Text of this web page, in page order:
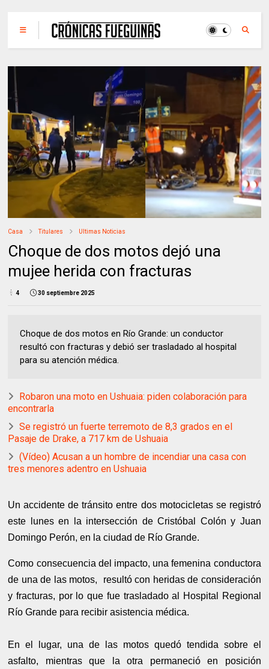
Casa Titulares Ultimas Noticias
Choque de dos motos dejó una
mujee herida con fracturas
4 30 septiembre 2025
Choque de dos motos en Río Grande: un conductor
resultó con fracturas y debió ser trasladado al hospital
para su atención médica.
Robaron una moto en Ushuaia: piden colaboración para
encontrarla
Se registró un fuerte terremoto de 8,3 grados en el
Pasaje de Drake, a 717 km de Ushuaia
(Vídeo) Acusan a un hombre de incendiar una casa con
tres menores adentro en Ushuaia
Un accidente de tránsito entre dos motocicletas se registró
este lunes en la intersección de Cristóbal Colón y Juan
Domingo Perón, en la ciudad de Río Grande.
Como consecuencia del impacto, una femenina conductora
de una de las motos, resultó con heridas de consideración
y fracturas, por lo que fue trasladado al Hospital Regional
Río Grande para recibir asistencia médica.
En el lugar, una de las motos quedó tendida sobre el
asfalto, mientras que la otra permaneció en posición